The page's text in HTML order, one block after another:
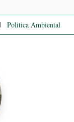
| Politica Ambiental